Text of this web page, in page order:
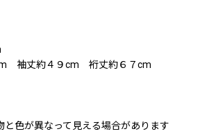
袖丈約４９cm 裄丈約６７cm
色が異なって見える場合があります